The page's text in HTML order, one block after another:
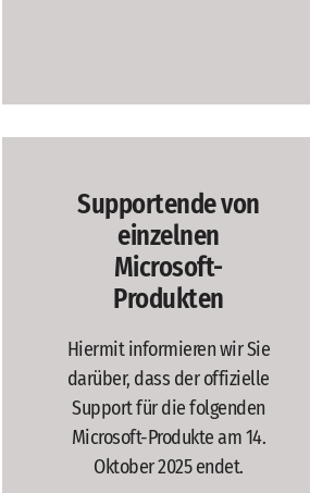
Supportende von
einzelnen
Microsoft-
Produkten
Hiermit informieren wir Sie
darüber, dass der offizielle
Support für die folgenden
Microsoft-Produkte am 14.
Oktober 2025 endet.